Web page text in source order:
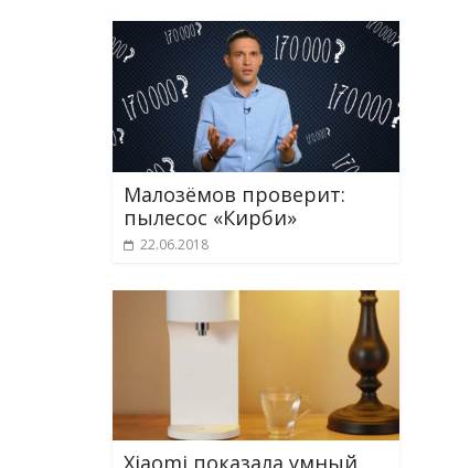
Малозёмов проверит:
пылесос «Кирби»
22.06.2018